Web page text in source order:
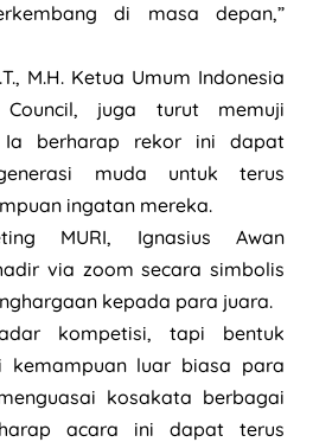
di masa depan,”
M.H. Ketua Umum Indonesia
juga turut memuji
Ia berharap rekor ini dapat
muda untuk terus
ingatan mereka.
MURI, Ignasius Awan
via zoom secara simbolis
kepada para juara.
kompetisi, tapi bentuk
kemampuan luar biasa para
kosakata berbagai
acara ini dapat terus